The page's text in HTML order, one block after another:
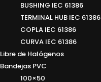
BUSHING IEC 61386
TERMINAL HUB IEC 61386
COPLA IEC 61386
CURVA IEC 61386
Libre de Halógenos
Bandejas PVC
100×50